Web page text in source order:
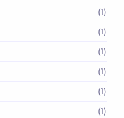
(1)
(1)
(1)
(1)
(1)
(1)